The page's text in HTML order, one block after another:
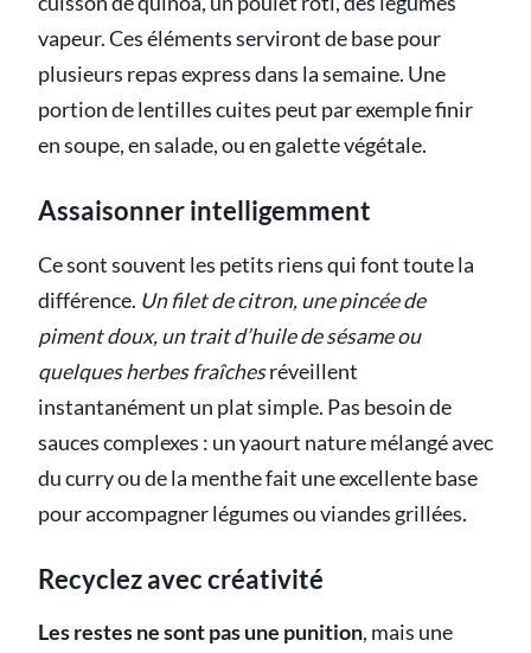
vapeur. Ces éléments serviront de base pour
plusieurs repas express dans la semaine. Une
portion de lentilles cuites peut par exemple finir
en soupe, en salade, ou en galette végétale.
Assaisonner intelligemment
Ce sont souvent les petits riens qui font toute la
différence. Un filet de citron, une pincée de
piment doux, un trait d’huile de sésame ou
quelques herbes fraîchesréveillent
instantanément un plat simple. Pas besoin de
sauces complexes : un yaourt nature mélangé avec
du curry ou de la menthe fait une excellente base
pour accompagner légumes ou viandes grillées.
Recyclez avec créativité
Les restes ne sont pas une punition, mais une